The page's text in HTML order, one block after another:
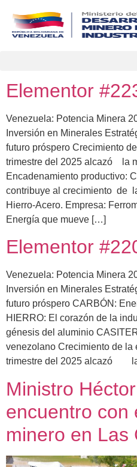
Elementor
Venezuela: Potencia Minera
Inversión en Minerales
futuro próspero Crecimiento
trimestre del 2025 alcazó la
Encadenamiento productivo:
contribuye al crecimiento de
Hierro-Acero. Empresa:
Energía que mueve […]
Elementor
Venezuela: Potencia Minera
Inversión en Minerales
futuro próspero CARBÓN:
HIERRO: El corazón de la
génesis del aluminio
venezolano Crecimiento de la
trimestre del 2025 alcazó
Ministro
encuentro con
minero en Las